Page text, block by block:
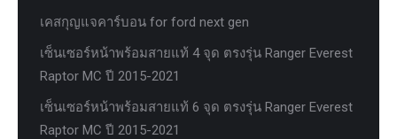
เคสกุญแจคาร์บอน for ford next gen
เซ็นเซอร์หน้าพร้อมสายแท้ 4 จุด ตรงรุ่น Ranger Everest
Raptor MC ปี 2015-2021
เซ็นเซอร์หน้าพร้อมสายแท้ 6 จุด ตรงรุ่น Ranger Everest
Raptor MC ปี 2015-2021